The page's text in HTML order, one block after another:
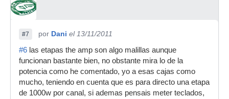
#7 por Dani el 13/11/2011
#6 las etapas the amp son algo malillas aunque
funcionan bastante bien, no obstante mira lo de la
potencia como he comentado, yo a esas cajas como
mucho, teniendo en cuenta que es para directo una etapa
de 1000w por canal, si ademas pensais meter teclados,